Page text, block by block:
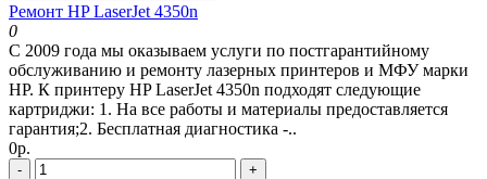
Ремонт HP LaserJet 4350n
0
С 2009 года мы оказываем услуги по постгарантийному
обслуживанию и ремонту лазерных принтеров и МФУ марки
HP. К принтеру HP LaserJet 4350n подходят следующие
картриджи: 1. На все работы и материалы предоставляется
гарантия;2. Бесплатная диагностика -..
0р.
- +